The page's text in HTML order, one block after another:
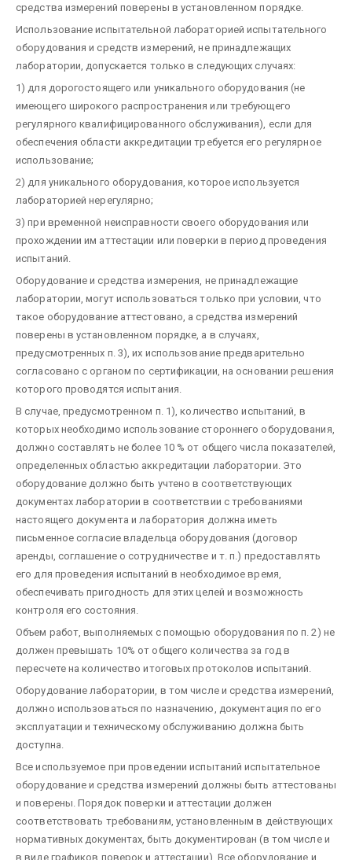
средства измерений поверены в установленном порядке.
Использование испытательной лабораторией испытательного
оборудования и средств измерений, не принадлежащих
лаборатории, допускается только в следующих случаях:
1) для дорогостоящего или уникального оборудования (не
имеющего широкого распространения или требующего
регулярного квалифицированного обслуживания), если для
обеспечения области аккредитации требуется его регулярное
использование;
2) для уникального оборудования, которое используется
лабораторией нерегулярно;
3) при временной неисправности своего оборудования или
прохождении им аттестации или поверки в период проведения
испытаний.
Оборудование и средства измерения, не принадлежащие
лаборатории, могут использоваться только при условии, что
такое оборудование аттестовано, а средства измерений
поверены в установленном порядке, а в случаях,
предусмотренных п. 3), их использование предварительно
согласовано с органом по сертификации, на основании решения
которого проводятся испытания.
В случае, предусмотренном п. 1), количество испытаний, в
которых необходимо использование стороннего оборудования,
должно составлять не более 10 % от общего числа показателей,
определенных областью аккредитации лаборатории. Это
оборудование должно быть учтено в соответствующих
документах лаборатории в соответствии с требованиями
настоящего документа и лаборатория должна иметь
письменное согласие владельца оборудования (договор
аренды, соглашение о сотрудничестве и т. п.) предоставлять
его для проведения испытаний в необходимое время,
обеспечивать пригодность для этих целей и возможность
контроля его состояния.
Объем работ, выполняемых с помощью оборудования по п. 2) не
должен превышать 10% от общего количества за год в
пересчете на количество итоговых протоколов испытаний.
Оборудование лаборатории, в том числе и средства измерений,
должно использоваться по назначению, документация по его
эксплуатации и техническому обслуживанию должна быть
доступна.
Все используемое при проведении испытаний испытательное
оборудование и средства измерений должны быть аттестованы
и поверены. Порядок поверки и аттестации должен
соответствовать требованиям, установленным в действующих
нормативных документах, быть документирован (в том числе и
в виде графиков поверок и аттестации). Все оборудование и